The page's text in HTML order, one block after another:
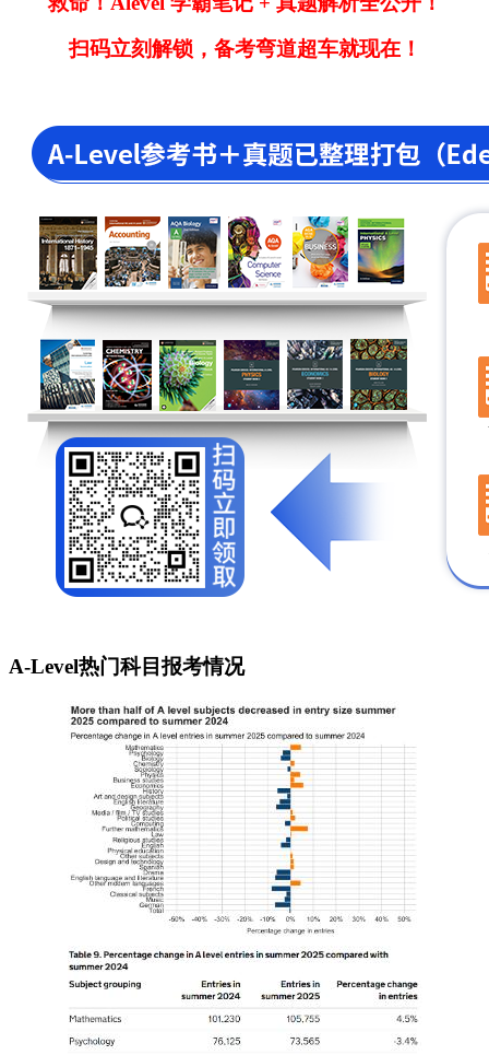
扫码立刻解锁，备考弯道超车就现在！
A-Level热门科目报考情况